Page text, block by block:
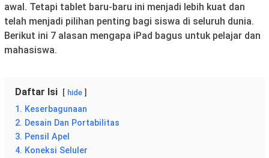
awal. Tetapi tablet baru-baru ini menjadi lebih kuat dan
telah menjadi pilihan penting bagi siswa di seluruh dunia.
Berikut ini 7 alasan mengapa iPad bagus untuk pelajar dan
mahasiswa.
Daftar Isi hide
1. Keserbagunaan
2. Desain Dan Portabilitas
3. Pensil Apel
4. Koneksi Seluler